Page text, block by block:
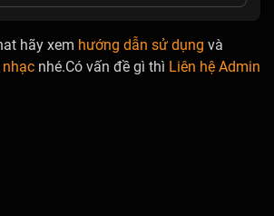
hãy xem hướng dẫn sử dụng và
nhé.Có vấn đề gì thì Liên hệ Admin